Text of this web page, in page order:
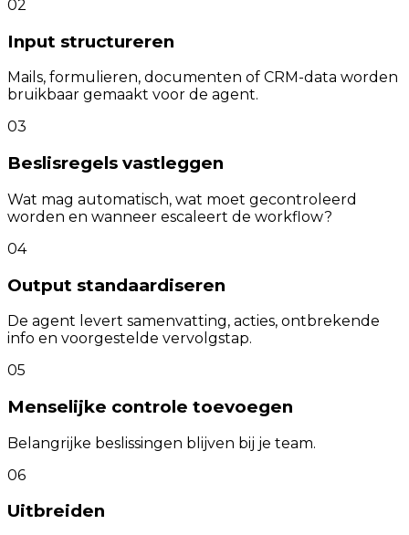
02
Input structureren
Mails, formulieren, documenten of CRM-data worden
bruikbaar gemaakt voor de agent.
03
Beslisregels vastleggen
Wat mag automatisch, wat moet gecontroleerd
worden en wanneer escaleert de workflow?
04
Output standaardiseren
De agent levert samenvatting, acties, ontbrekende
info en voorgestelde vervolgstap.
05
Menselijke controle toevoegen
Belangrijke beslissingen blijven bij je team.
06
Uitbreiden